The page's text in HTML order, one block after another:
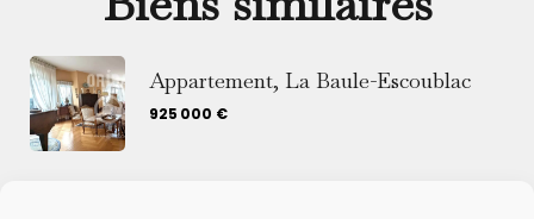
Appartement, La Baule-Escoublac
925 000 €